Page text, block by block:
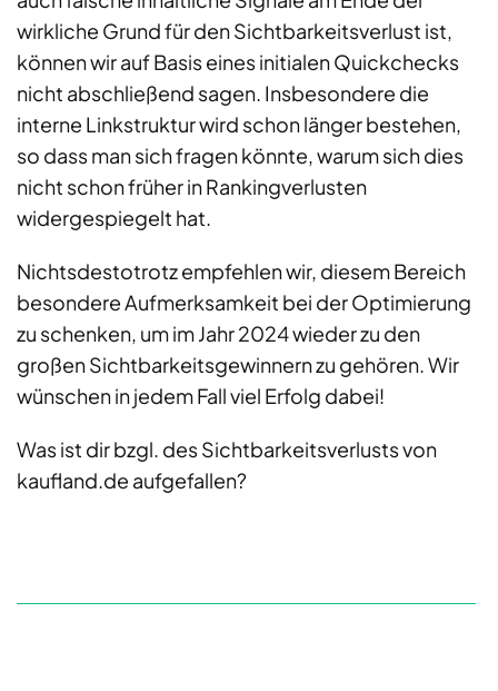
wirkliche Grund für den Sichtbarkeitsverlust ist,
können wir auf Basis eines initialen Quickchecks
nicht abschließend sagen. Insbesondere die
interne Linkstruktur wird schon länger bestehen,
so dass man sich fragen könnte, warum sich dies
nicht schon früher in Rankingverlusten
widergespiegelt hat.
Nichtsdestotrotz empfehlen wir, diesem Bereich
besondere Aufmerksamkeit bei der Optimierung
zu schenken, um im Jahr 2024 wieder zu den
großen Sichtbarkeitsgewinnern zu gehören. Wir
wünschen in jedem Fall viel Erfolg dabei!
Was ist dir bzgl. des Sichtbarkeitsverlusts von
kaufland.de aufgefallen?